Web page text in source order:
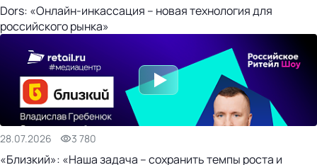
Dors: «Онлайн-инкассация – новая технология для
российского рынка»
28.07.2026 3 780
«Близкий»: «Наша задача – сохранить темпы роста и